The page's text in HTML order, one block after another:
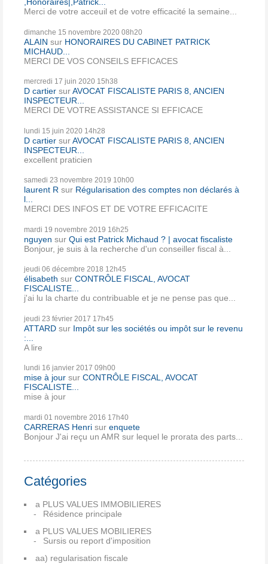
Merci de votre acceuil et de votre efficacité la semaine...
dimanche 15 novembre 2020 08h20
ALAIN sur HONORAIRES DU CABINET PATRICK
MICHAUD...
MERCI DE VOS CONSEILS EFFICACES
mercredi 17 juin 2020 15h38
D cartier surAVOCAT FISCALISTE PARIS 8, ANCIEN
INSPECTEUR...
MERCI DE VOTRE ASSISTANCE SI EFFICACE
lundi 15 juin 2020 14h28
D cartier surAVOCAT FISCALISTE PARIS 8, ANCIEN
INSPECTEUR...
excellent praticien
samedi 23 novembre 2019 10h00
laurent R sur Régularisation des comptes non déclarés à
l...
MERCI DES INFOS ET DE VOTRE EFFICACITE
mardi 19 novembre 2019 16h25
nguyen sur Qui est Patrick Michaud ? | avocat fiscaliste
Bonjour, je suis à la recherche d'un conseiller fiscal à...
jeudi 06 décembre 2018 12h45
élisabeth sur CONTRÔLE FISCAL, AVOCAT
FISCALISTE...
j'ai lu la charte du contribuable et je ne pense pas que...
jeudi 23 février 2017 17h45
ATTARD sur Impôt sur les sociétés ou impôt sur le revenu
:...
A lire
lundi 16 janvier 2017 09h00
mise à jour sur CONTRÔLE FISCAL, AVOCAT
FISCALISTE...
mise à jour
mardi 01 novembre 2016 17h40
CARRERAS Henri sur enquete
Bonjour J'ai reçu un AMR sur lequel le prorata des parts...
Catégories
a PLUS VALUES IMMOBILIERES
Résidence principale
a PLUS VALUES MOBILIERES
Sursis ou report d'imposition
aa) regularisation fiscale